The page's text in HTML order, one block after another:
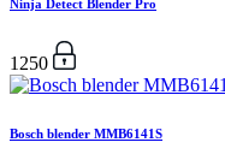
Ninja Detect Blender Pro
1250
Bosch blender MMB6141S